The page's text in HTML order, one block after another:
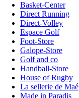
Basket-Center
Direct Running
Direct-Volley
Espace Golf
Foot-Store
Galope-Store
Golf and co
Handball-Store
House of Rugby
La sellerie de Maé
Made in Paradis